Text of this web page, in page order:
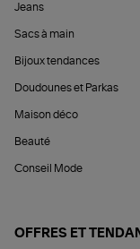
Jeans
Sacs à main
Bijoux tendances
Doudounes et Parkas
Maison déco
Beauté
Conseil Mode
OFFRES ET